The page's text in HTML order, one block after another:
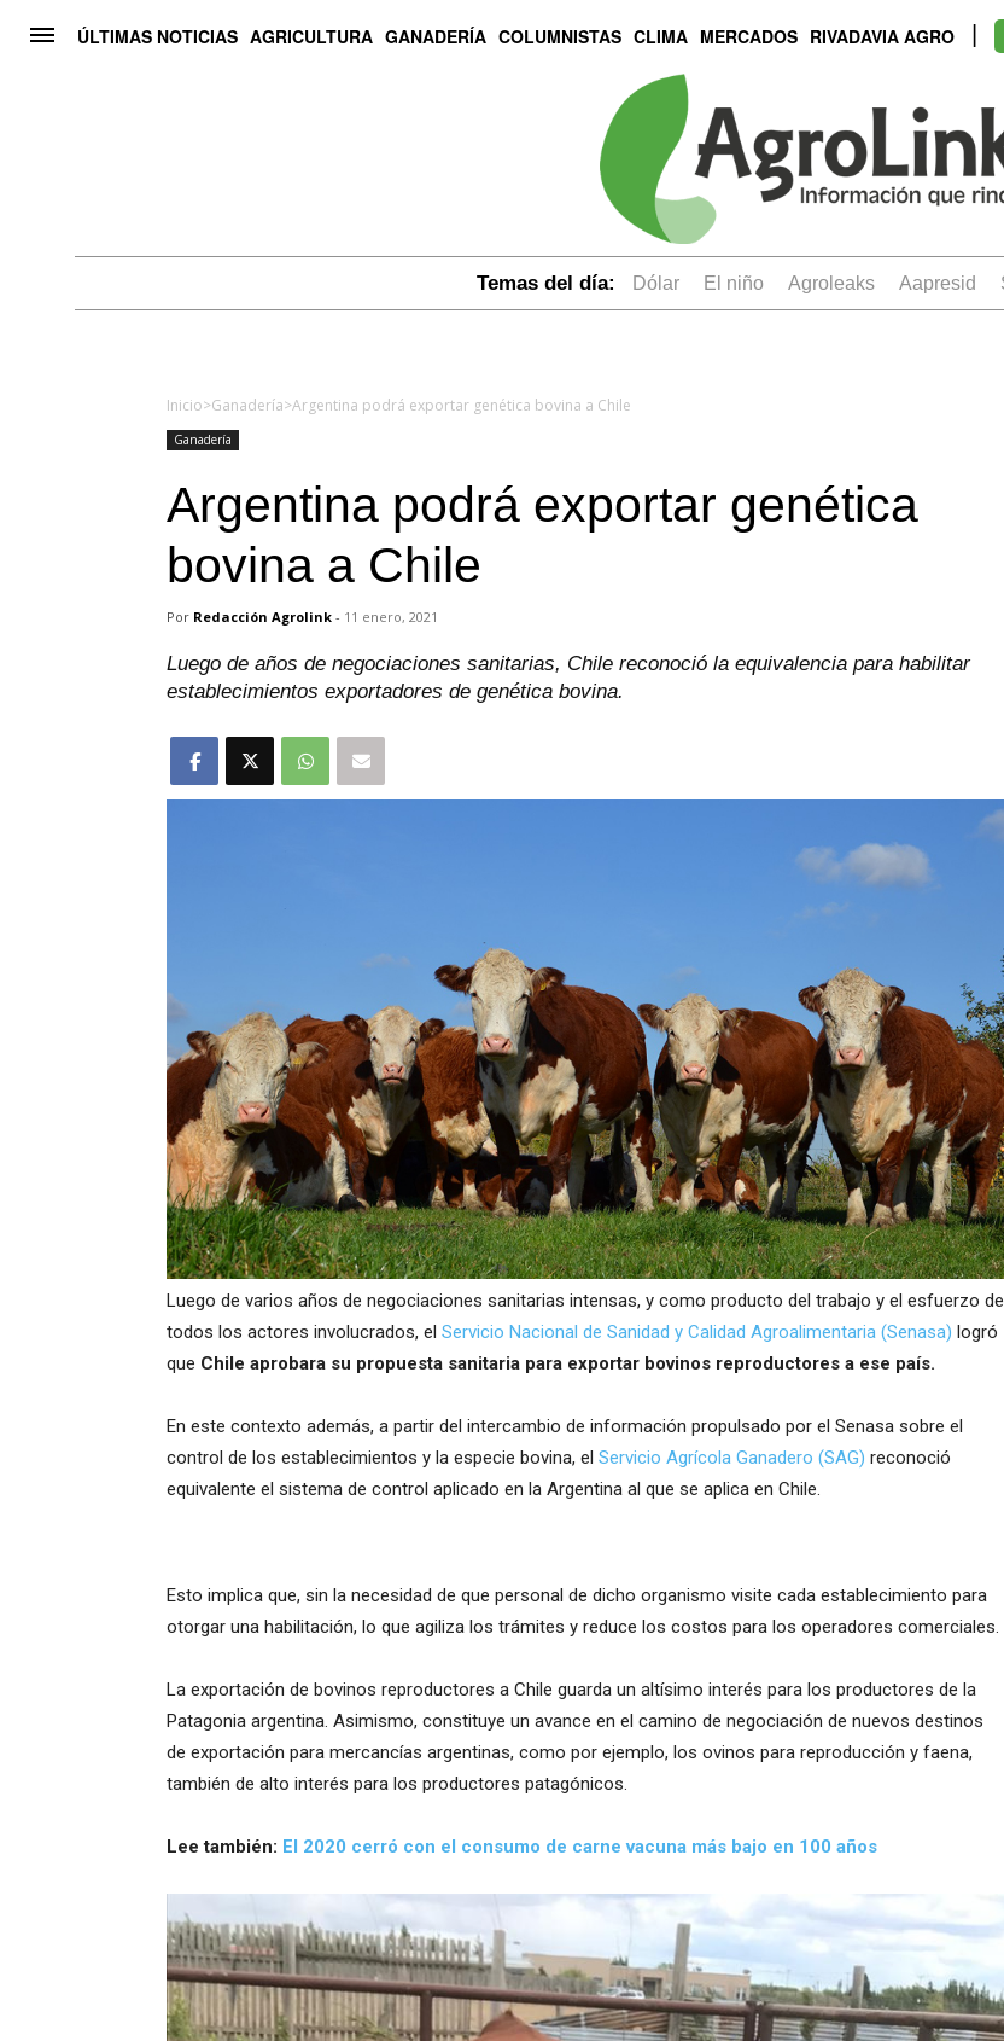
ÚLTIMAS NOTICIAS AGRICULTURA GANADERÍA COLUMNISTAS CLIMA MERCADOS RIVADAVIA AGRO
Temas del día: dólar el niño Agroleaks aapresid
Inicio>Ganadería>Argentina podrá exportar genética bovina a Chile
Ganadería
Argentina podrá exportar genética
bovina a Chile
Por Redacción Agrolink - 11 enero, 2021
Luego de años de negociaciones sanitarias, Chile reconoció la equivalencia para habilitar
establecimientos exportadores de genética bovina.
Luego de varios años de negociaciones sanitarias intensas, y como producto del trabajo y el esfuerzo de
todos los actores involucrados, el Servicio Nacional de Sanidad y Calidad Agroalimentaria (Senasa) logró
que Chile aprobara su propuesta sanitaria para exportar bovinos reproductores a ese país.
En este contexto además, a partir del intercambio de información propulsado por el Senasa sobre el
control de los establecimientos y la especie bovina, el Servicio Agrícola Ganadero (SAG) reconoció
equivalente el sistema de control aplicado en la Argentina al que se aplica en Chile.
Esto implica que, sin la necesidad de que personal de dicho organismo visite cada establecimiento para
otorgar una habilitación, lo que agiliza los trámites y reduce los costos para los operadores comerciales.
La exportación de bovinos reproductores a Chile guarda un altísimo interés para los productores de la
Patagonia argentina. Asimismo, constituye un avance en el camino de negociación de nuevos destinos
de exportación para mercancías argentinas, como por ejemplo, los ovinos para reproducción y faena,
también de alto interés para los productores patagónicos.
Lee también: El 2020 cerró con el consumo de carne vacuna más bajo en 100 años